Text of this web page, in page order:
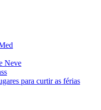
Neve
para curtir as férias